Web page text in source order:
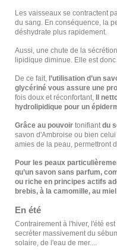
Les vaisseaux se contractent
du sang. En conséquence, la
déshydrate plus rapidement.
Aussi, une chute de la
lipidique diminue. Elle est
De ce fait, l’utilisation d’un
glycériné vous assure une
fois doux et réconfortant, Il
hydrolipidique pour un
Grâce au pouvoir tonifiantdu
savon d'Ambroise ou bien celui
amies de la peau, permettront
Pour les peaux
qu’un savon sans parfum,
ou riche en principes actifs
brebis, à la camomille, au miel
En été
Contrairement à l'hiver, l'été
secréter massivement du
solaire, de l'eau de mer....